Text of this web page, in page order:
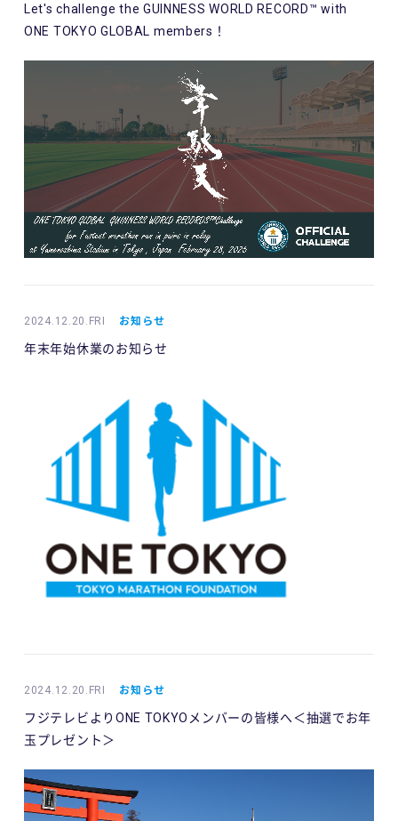
Let's challenge the GUINNESS WORLD RECORD™ with
ONE TOKYO GLOBAL members！
2024.12.20.FRI お知らせ
年末年始休業のお知らせ
2024.12.20.FRI お知らせ
フジテレビよりONE TOKYOメンバーの皆様へ＜抽選でお年
玉プレゼント＞